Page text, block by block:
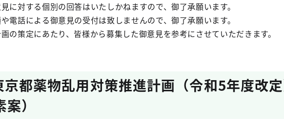
見に対する個別の回答はいたしかねますので、御了承願います。
や電話による御意見の受付は致しませんので、御了承願います。
画の策定にあたり、皆様から募集した御意見を参考にさせていただきます。
京都薬物乱用対策推進計画（令和5年度改
案）